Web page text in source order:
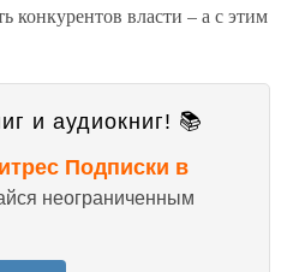
конкурентов власти – а с этим
и аудиокниг! 📚
Подписки в
неограниченным